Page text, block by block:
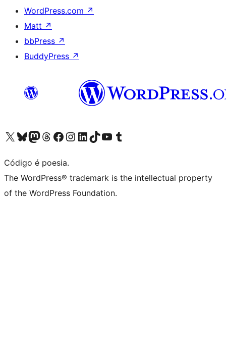
WordPress.com ↗
Matt ↗
bbPress ↗
BuddyPress ↗
Acessar nossa conta do X (antigo Twitter)
Acessar nossa conta do Bluesky
Acessar nossa conta do Mastodon
Acessar nossa conta do Threads
Acessar nossa página do Facebook
Acessar nossa conta do Instagram
Acessar nossa conta do LinkedIn
Acessar nossa conta do TikTok
Acessar nosso canal do YouTube
Acessar nossa conta no Tumblr
Código é poesia.
The WordPress® trademark is the intellectual property
of the WordPress Foundation.